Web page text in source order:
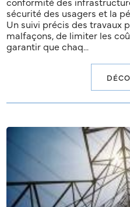
sécurité des usagers et la
Un suivi précis des travaux
malfaçons, de limiter les
garantir que chaq...